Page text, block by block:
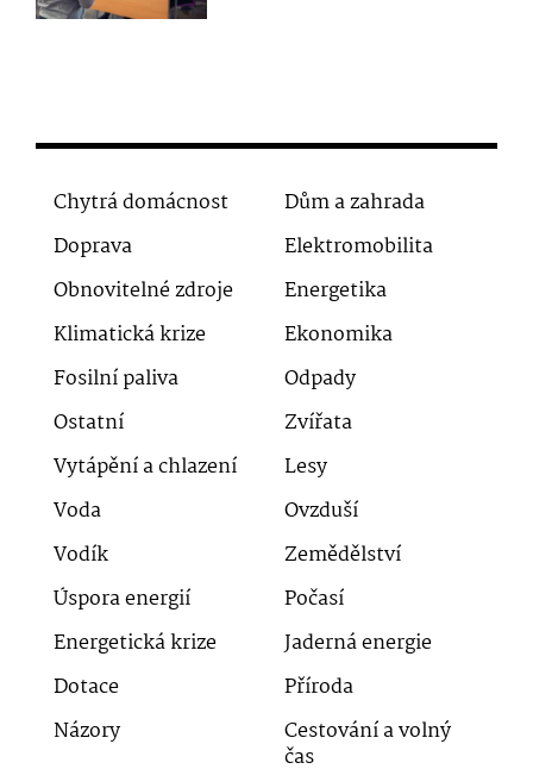
Chytrá domácnost
Dům a zahrada
Doprava
Elektromobilita
Obnovitelné zdroje
Energetika
Klimatická krize
Ekonomika
Fosilní paliva
Odpady
Ostatní
Zvířata
Vytápění a chlazení
Lesy
Voda
Ovzduší
Vodík
Zemědělství
Úspora energií
Počasí
Energetická krize
Jaderná energie
Dotace
Příroda
Názory
Cestování a volný
čas